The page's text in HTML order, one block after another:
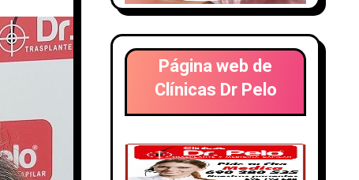
Página web de
Clínicas Dr Pelo